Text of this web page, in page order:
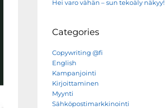
Hei varo vähän – sun tekoäly näkyy!
Categories
Copywriting @fi
English
Kampanjointi
Kirjoittaminen
Myynti
Sähköpostimarkkinointi